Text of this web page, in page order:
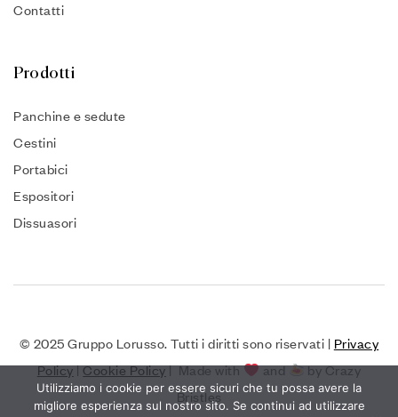
Contatti
Prodotti
Panchine e sedute
Cestini
Portabici
Espositori
Dissuasori
© 2025 Gruppo Lorusso. Tutti i diritti sono riservati | Privacy
Policy|Cookie Policy| Made with and
by Crazy
Bristles
Utilizziamo i cookie per essere sicuri che tu possa avere la
migliore esperienza sul nostro sito. Se continui ad utilizzare